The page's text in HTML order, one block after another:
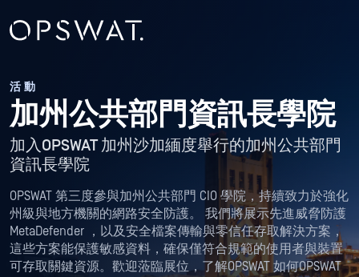
活動
加州公共部門資訊長學院
加入OPSWAT 加州沙加緬度舉行的加州公共部門
資訊長學院
OPSWAT 第三度參與加州公共部門 CIO 學院，持續致力於強化
州級與地方機關的網路安全防護。 我們將展示先進威脅防護
MetaDefender ，以及安全檔案傳輸與零信任存取解決方案，
這些方案能保護敏感資料，確保僅符合規範的使用者與裝置
可存取關鍵資源。歡迎蒞臨展位，了解OPSWAT 如何OPSWAT